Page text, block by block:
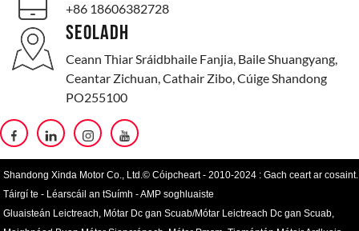
+86 18606382728
SEOLADH
Ceann Thiar Sráidbhaile Fanjia, Baile Shuangyang,
Ceantar Zichuan, Cathair Zibo, Cúige Shandong
PO255100
Shandong Xinda Motor Co., Ltd.© Cóipcheart - 2010-2024 : Gach ceart ar cosaint.
Táirgí te - Léarscáil an tSuímh -AMP soghluaiste
Gluaisteán Leictreach, Mótar Dc gan Scuab/Mótar Leictreach Dc gan Scuab,